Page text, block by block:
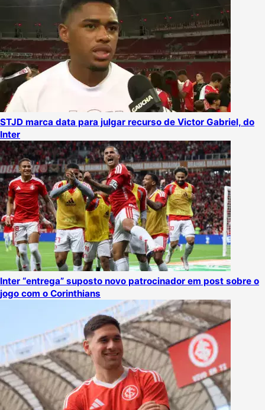
STJD marca data para julgar recurso de Victor Gabriel, do
Inter
Inter “entrega” suposto novo patrocinador em post sobre o
jogo com o Corinthians